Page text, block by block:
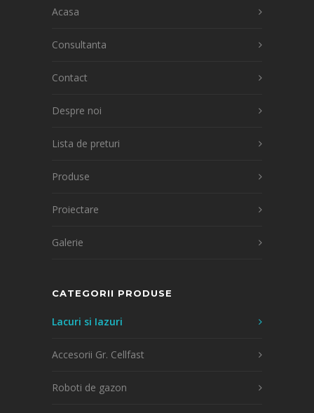
Acasa
Consultanta
Contact
Despre noi
Lista de preturi
Produse
Proiectare
Galerie
CATEGORII PRODUSE
Lacuri si Iazuri
Accesorii Gr. Cellfast
Roboti de gazon